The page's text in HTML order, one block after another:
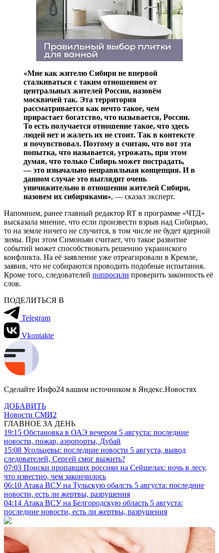
«Мне как жителю Сибири не впервой
сталкиваться с таким отношением от
центральных жителей России, назовём
москвичей так. Эта территория
рассматривается как нечто такое, чем
прирастает богатство, что называется, России.
То есть получается отношение такое, что здесь
людей нет и жалеть их не стоит. Так в контексте
я почувствовал. Поэтому я считаю, что вот эта
попытка, что называется, угрожать, при этом
думая, что только Сибирь может пострадать,
— это изначально неправильная концепция. И в
данном случае это выглядит очень
уничижительно в отношении жителей Сибири,
назовем их сибиряками», — сказал эксперт.
Напомним, ранее главный редактор RT в программе «ЧТД»
высказала мнение, что если произвести взрыв над Сибирью,
то на земле ничего не случится, в том числе не будет ядерной
зимы. При этом Симоньян считает, что такое развитие
событий может способствовать решению украинского
конфликта. На её заявление уже отреагировали в Кремле,
заявив, что не собираются проводить подобные испытания.
Кроме того, следователей попросили проверить законность её
слов.
ПОДЕЛИТЬСЯ В
Telegram
Vkontakte
Сделайте Инфо24 вашим источником в Яндекс.Новостях
ДОБАВИТЬ
Новости СМИ2
ГЛАВНОЕ ЗА ДЕНЬ
19:15 Обстановка в ОАЭ вечером 5 августа: последние
новости, пожар, аэропорты, Дубай
15:08 Усольцевы: последние новости 5 августа, вывод
следователей, Сергей смог выжить?
07:03 Поиски пропавших россиян на Сейшелах: ночь в лесу,
что известно, чем закончилось
06:10 Атака ВСУ на Тульскую обалсть 5 августа: последние
новости, есть ли жертвы, разрушения
04:14 Атака ВСУ на Белгородскую область 5 августа:
последние новости, есть ли жертвы, разрушения